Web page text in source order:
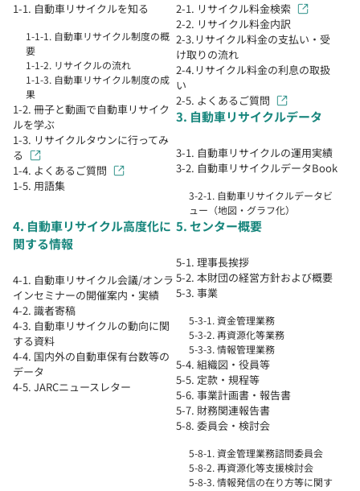
1-1. 自動車リサイクルを知る
1-1-1. 自動車リサイクル制度の概
要
1-1-2. リサイクルの流れ
1-1-3. 自動車リサイクル制度の成
果
1-2. 冊子と動画で自動車リサイク
ルを学ぶ
1-3. リサイクルタウンに行ってみ
る
1-4. よくあるご質問
1-5. 用語集
2-1. リサイクル料金検索
2-2. リサイクル料金内訳
2-3.リサイクル料金の支払い・受
け取りの流れ
2-4.リサイクル料金の利息の取扱
い
2-5. よくあるご質問
3. 自動車リサイクルデータ
3-1. 自動車リサイクルの運用実績
3-2. 自動車リサイクルデータBook
3-2-1. 自動車リサイクルデータビ
ュー（地図・グラフ化）
4. 自動車リサイクル高度化に
関する情報
4-1. 自動車リサイクル会議/オンラ
インセミナーの開催案内・実績
4-2. 識者寄稿
4-3. 自動車リサイクルの動向に関
する資料
4-4. 国内外の自動車保有台数等の
データ
4-5. JARCニュースレター
5. センター概要
5-1. 理事長挨拶
5-2. 本財団の経営方針および概要
5-3. 事業
5-3-1. 資金管理業務
5-3-2. 再資源化等業務
5-3-3. 情報管理業務
5-4. 組織図・役員等
5-5. 定款・規程等
5-6. 事業計画書・報告書
5-7. 財務関連報告書
5-8. 委員会・検討会
5-8-1. 資金管理業務諮問委員会
5-8-2. 再資源化等支援検討会
5-8-3. 情報発信の在り方等に関す